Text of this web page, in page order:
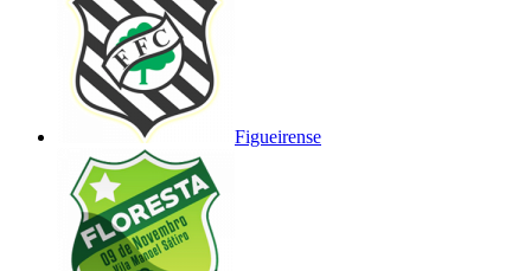
Figueirense